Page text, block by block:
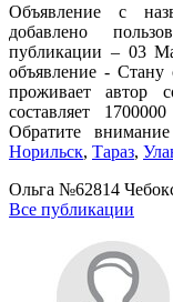
Объявление с
добавлено
публикации – 03
объявление -
проживает автор
составляет
Обратите
Норильск, Тараз,
Ольга №62814
Все публикации